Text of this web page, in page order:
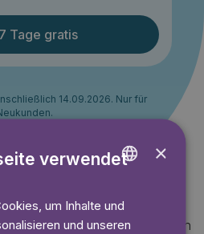
Tage gratis
14.09.2026. Nur für
Mehr anzeigen
GERMAN
×
verwendet
um Inhalte und
und unseren